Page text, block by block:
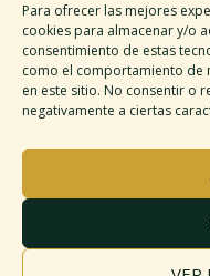
Para ofrecer las mejores
cookies para almacenar y/o
consentimiento de estas
como el comportamiento de
en este sitio. No consentir o
negativamente a ciertas
Descargo